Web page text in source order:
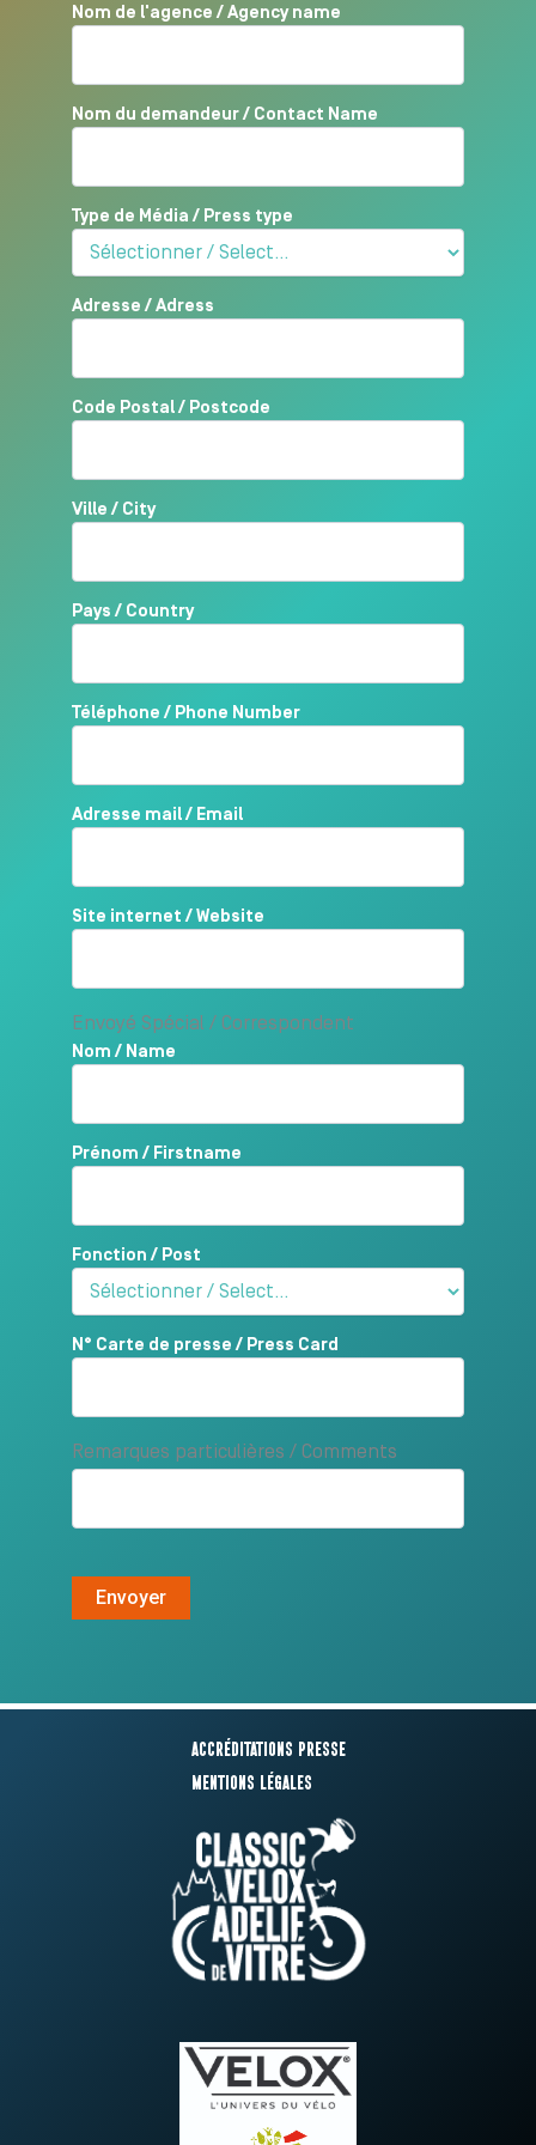
Nom de l'agence / Agency name
Nom du demandeur / Contact Name
Type de Média / Press type
Adresse / Adress
Code Postal / Postcode
Ville / City
Pays / Country
Téléphone / Phone Number
Adresse mail / Email
Site internet / Website
Envoyé Spécial / Correspondent
Nom / Name
Prénom / Firstname
Fonction / Post
N° Carte de presse / Press Card
Remarques particulières / Comments
Accréditations presse
Mentions légales